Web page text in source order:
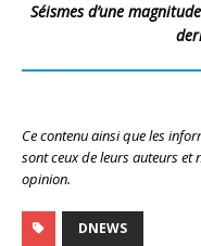
Séismes d’une
Ce contenu ainsi que les
sont ceux de leurs auteurs et
opinion.
DNEWS